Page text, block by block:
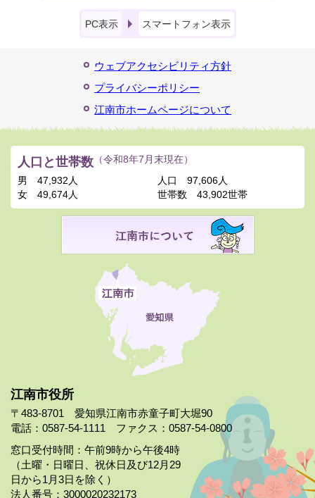
PC表示 スマートフォン表示
ウェブアクセシビリティ方針
プライバシーポリシー
江南市ホームページについて
江南市役所
〒483-8701 愛知県江南市赤童子町大堀90
電話：0587-54-1111 ファクス：0587-54-0800
窓口受付時間：午前9時から午後4時
（土曜・日曜日、祝休日及び12月29
日から1月3日を除く）
法人番号：3000020232173
人口と世帯数 （令和8年7月末現在）
男
47,932人
女
49,674人
人口
97,606人
世帯数
43,902世帯